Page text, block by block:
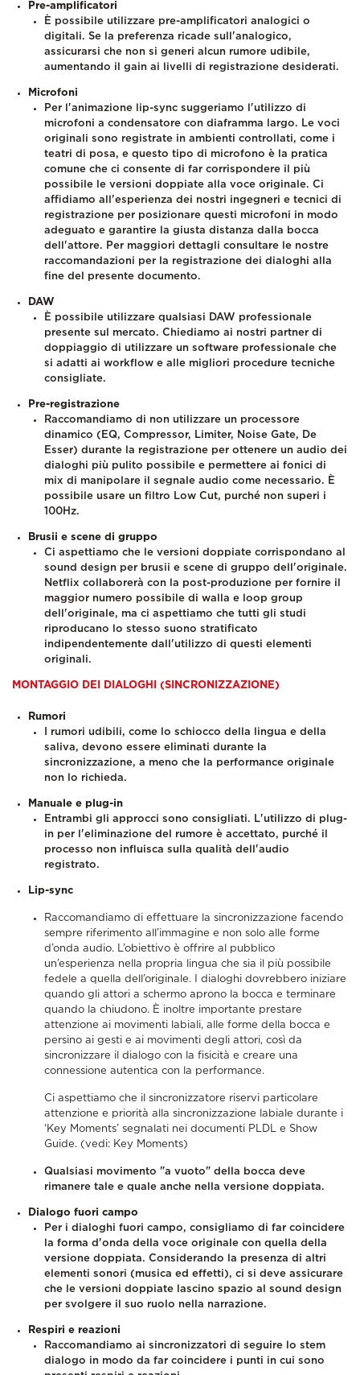
Pre-amplificatori
È possibile utilizzare pre-amplificatori analogici o
digitali. Se la preferenza ricade sull'analogico,
assicurarsi che non si generi alcun rumore udibile,
aumentando il gain ai livelli di registrazione desiderati.
Microfoni
Per l'animazione lip-sync suggeriamo l'utilizzo di
microfoni a condensatore con diaframma largo. Le voci
originali sono registrate in ambienti controllati, come i
teatri di posa, e questo tipo di microfono è la pratica
comune che ci consente di far corrispondere il più
possibile le versioni doppiate alla voce originale. Ci
affidiamo all'esperienza dei nostri ingegneri e tecnici di
registrazione per posizionare questi microfoni in modo
adeguato e garantire la giusta distanza dalla bocca
dell'attore. Per maggiori dettagli consultare le nostre
raccomandazioni per la registrazione dei dialoghi alla
fine del presente documento.
DAW
È possibile utilizzare qualsiasi DAW professionale
presente sul mercato. Chiediamo ai nostri partner di
doppiaggio di utilizzare un software professionale che
si adatti ai workflow e alle migliori procedure tecniche
consigliate.
Pre-registrazione
Raccomandiamo di non utilizzare un processore
dinamico (EQ, Compressor, Limiter, Noise Gate, De
Esser) durante la registrazione per ottenere un audio dei
dialoghi più pulito possibile e permettere ai fonici di
mix di manipolare il segnale audio come necessario. È
possibile usare un filtro Low Cut, purché non superi i
100Hz.
Brusii e scene di gruppo
Ci aspettiamo che le versioni doppiate corrispondano al
sound design per brusii e scene di gruppo dell'originale.
Netflix collaborerà con la post-produzione per fornire il
maggior numero possibile di walla e loop group
dell'originale, ma ci aspettiamo che tutti gli studi
riproducano lo stesso suono stratificato
indipendentemente dall'utilizzo di questi elementi
originali.
MONTAGGIO DEI DIALOGHI (SINCRONIZZAZIONE)
Rumori
I rumori udibili, come lo schiocco della lingua e della
saliva, devono essere eliminati durante la
sincronizzazione, a meno che la performance originale
non lo richieda.
Manuale e plug-in
Entrambi gli approcci sono consigliati. L'utilizzo di plug-
in per l'eliminazione del rumore è accettato, purché il
processo non influisca sulla qualità dell'audio
registrato.
Lip-sync
Raccomandiamo di effettuare la sincronizzazione facendo
sempre riferimento all’immagine e non solo alle forme
d’onda audio. L’obiettivo è offrire al pubblico
un’esperienza nella propria lingua che sia il più possibile
fedele a quella dell’originale. I dialoghi dovrebbero iniziare
quando gli attori a schermo aprono la bocca e terminare
quando la chiudono. È inoltre importante prestare
attenzione ai movimenti labiali, alle forme della bocca e
persino ai gesti e ai movimenti degli attori, così da
sincronizzare il dialogo con la fisicità e creare una
connessione autentica con la performance.
Ci aspettiamo che il sincronizzatore riservi particolare
attenzione e priorità alla sincronizzazione labiale durante i
‘Key Moments’ segnalati nei documenti PLDL e Show
Guide. (vedi: Key Moments)
Qualsiasi movimento "a vuoto" della bocca deve
rimanere tale e quale anche nella versione doppiata.
Dialogo fuori campo
Per i dialoghi fuori campo, consigliamo di far coincidere
la forma d'onda della voce originale con quella della
versione doppiata. Considerando la presenza di altri
elementi sonori (musica ed effetti), ci si deve assicurare
che le versioni doppiate lascino spazio al sound design
per svolgere il suo ruolo nella narrazione.
Respiri e reazioni
Raccomandiamo ai sincronizzatori di seguire lo stem
dialogo in modo da far coincidere i punti in cui sono